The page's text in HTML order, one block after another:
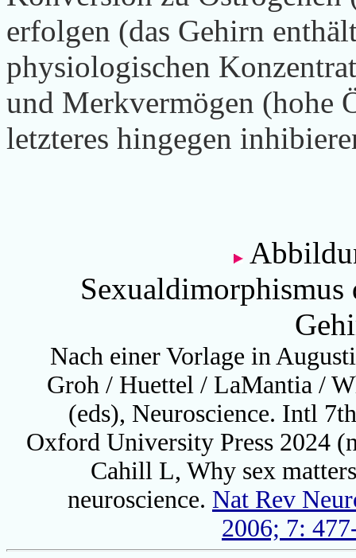
erfolgen (das Gehirn
physiologischen
und Merkvermögen (hohe
letzteres hingegen
Sexualdimorphismus
Nach einer Vorlage in
Groh / Huettel / LaMantia /
(eds), Neuroscience. Intl
Oxford University Press 2024
Cahill L, Why sex
neuroscience. Nat Rev
2006; 7: